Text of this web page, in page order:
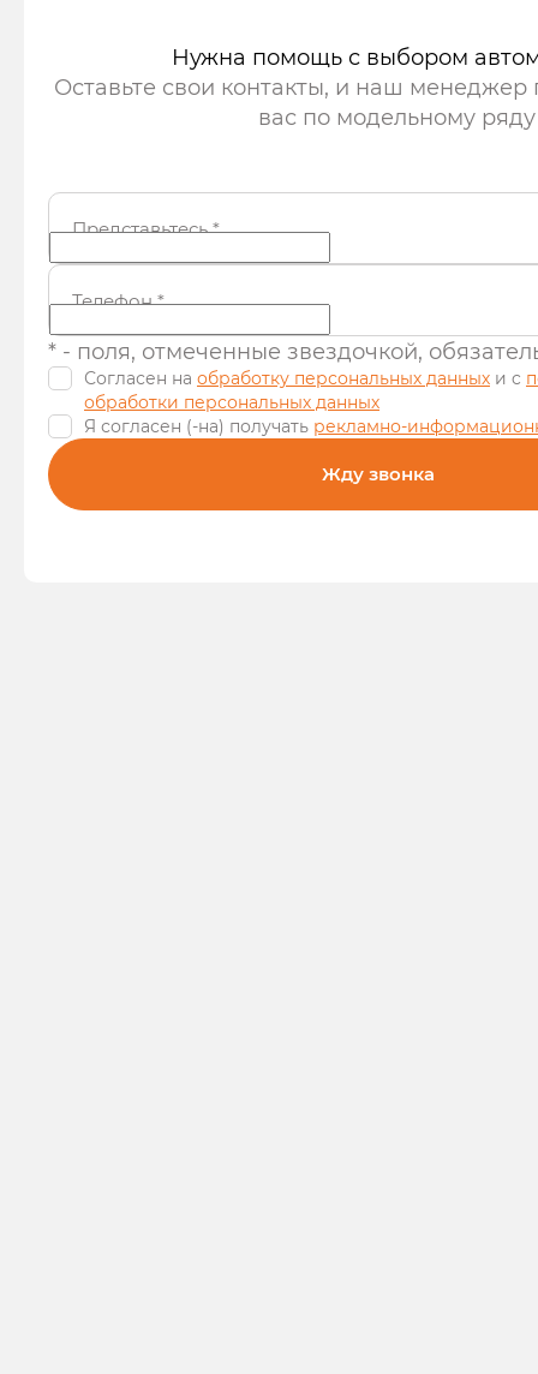
Нужна помощь с выбором
Оставьте свои контакты, и наш менеджер
вас по модельному ряду
Представьтесь*
Телефон*
* - поля, отмеченные звездочкой,
Согласен на обработку персональных данных и c
обработки персональных данных
Я согласен (-на) получать рекламно-
Жду звонка